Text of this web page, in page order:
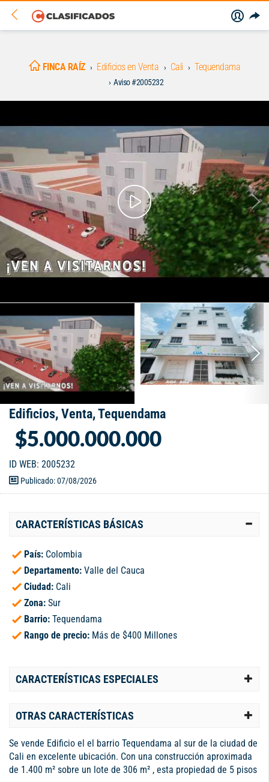
FINCA RAÍZ Edificios en Venta Cali Tequendama
Aviso #2005232
Edificios, Venta, Tequendama
$5.000.000.000
ID WEB: 2005232
Publicado: 07/08/2026
CARACTERÍSTICAS BÁSICAS
País: Colombia
Departamento: Valle del Cauca
Ciudad: Cali
Zona: Sur
Barrio: Tequendama
Rango de precio: Más de $400 Millones
CARACTERÍSTICAS ESPECIALES
OTRAS CARACTERÍSTICAS
Se vende Edificio el el barrio Tequendama al sur de la ciudad de
Cali en excelente ubicación. Con una construcción aproximada
de 1.400 m² sobre un lote de 306 m² , esta propiedad de 5 pisos